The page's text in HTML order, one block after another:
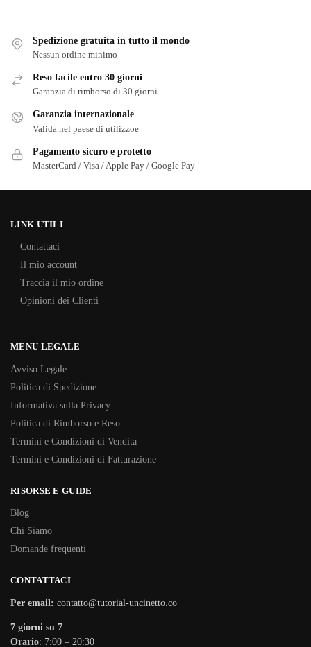
Spedizione gratuita in tutto il mondo
Nessun ordine minimo
Reso facile entro 30 giorni
Garanzia di rimborso di 30 giorni
Garanzia internazionale
Valida nel paese di utilizzoe
Pagamento sicuro e protetto
MasterCard / Visa / Apple Pay / Google Pay
LINK UTILI
Contattaci
Il mio account
Traccia il mio ordine
Opinioni dei Clienti
MENU LEGALE
Avviso Legale
Politica di Spedizione
Informativa sulla Privacy
Politica di Rimborso e Reso
Termini e Condizioni di Vendita
Termini e Condizioni di Fatturazione
RISORSE E GUIDE
Blog
Chi Siamo
Domande frequenti
CONTATTACI
Per email: contatto@tutorial-uncinetto.co
7 giorni su 7
Orario: 7:00 – 20:30